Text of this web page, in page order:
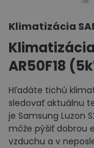
Klimatizácia
AR50F18
Hľadáte tichú
sledovať aktuálnu
je Samsung Luzon
môže pýšiť dobrou
vzduchu a v